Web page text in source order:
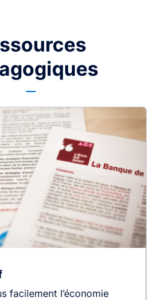
facilement l’économie